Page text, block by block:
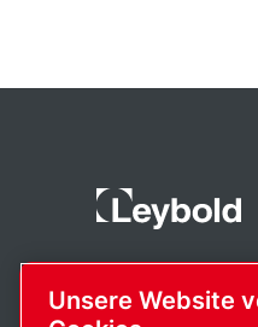
Unsere Website